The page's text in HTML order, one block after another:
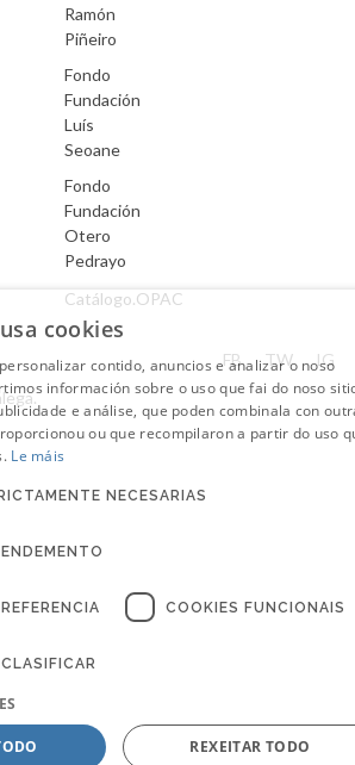
Ramón
Piñeiro
Fondo
Fundación
Luís
Seoane
Fondo
Fundación
Otero
Pedrayo
Catálogo.OPAC
FB TW IG
cookies
contido, anuncios e analizar o noso
información sobre o uso que fai do noso
e análise, que poden combinala con
ou que recompilaron a partir do uso
Le máis
NECESARIAS
COOKIES FUNCIONAIS
REXEITAR TODO